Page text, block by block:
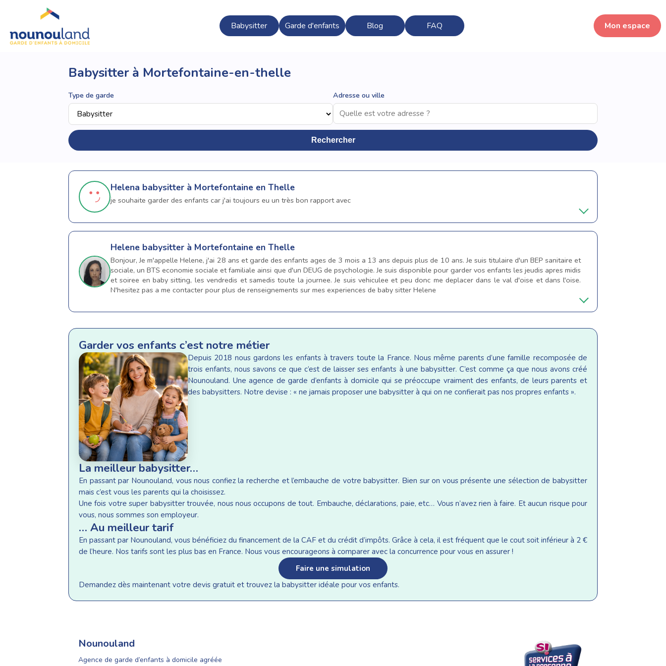
Babysitter Garde d'enfants Blog FAQ Mon espace
Babysitter à Mortefontaine-en-thelle
Type de garde Adresse ou ville
Rechercher
Helena babysitter à Mortefontaine en Thelle
je souhaite garder des enfants car j'ai toujours eu un très bon rapport avec
Helene babysitter à Mortefontaine en Thelle
Bonjour, Je m'appelle Helene, j'ai 28 ans et garde des enfants ages de 3 mois a 13 ans depuis plus de 10 ans. Je suis titulaire d'un BEP sanitaire et
sociale, un BTS economie sociale et familiale ainsi que d'un DEUG de psychologie. Je suis disponible pour garder vos enfants les jeudis apres midis
et soiree en baby sitting, les vendredis et samedis toute la journee. Je suis vehiculee et peu donc me deplacer dans le val d'oise et dans l'oise.
N'hesitez pas a me contacter pour plus de renseignements sur mes experiences de baby sitter Helene
Garder vos enfants c’est notre métier
Depuis 2018 nous gardons les enfants à travers toute la France. Nous même parents d’une famille recomposée de
trois enfants, nous savons ce que c’est de laisser ses enfants à une babysitter. C’est comme ça que nous avons créé
Nounouland. Une agence de garde d’enfants à domicile qui se préoccupe vraiment des enfants, de leurs parents et
des babysitters. Notre devise : « ne jamais proposer une babysitter à qui on ne confierait pas nos propres enfants ».
La meilleur babysitter…
En passant par Nounouland, vous nous confiez la recherche et l’embauche de votre babysitter. Bien sur on vous présente une sélection de babysitter
mais c’est vous les parents qui la choisissez.
Une fois votre super babysitter trouvée, nous nous occupons de tout. Embauche, déclarations, paie, etc… Vous n’avez rien à faire. Et aucun risque pour
vous, nous sommes son employeur.
… Au meilleur tarif
En passant par Nounouland, vous bénéficiez du financement de la CAF et du crédit d’impôts. Grâce à cela, il est fréquent que le cout soit inférieur à 2 €
de l’heure. Nos tarifs sont les plus bas en France. Nous vous encourageons à comparer avec la concurrence pour vous en assurer !
Faire une simulation
Demandez dès maintenant votre devis gratuit et trouvez la babysitter idéale pour vos enfants.
Nounouland
Agence de garde d’enfants à domicile agréée